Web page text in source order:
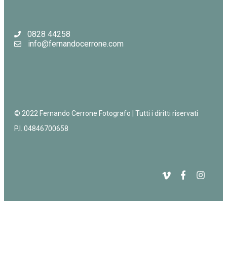
0828 44258
info@fernandocerrone.com
© 2022 Fernando Cerrone Fotografo | Tutti i diritti riservati
P.I. 04846700658